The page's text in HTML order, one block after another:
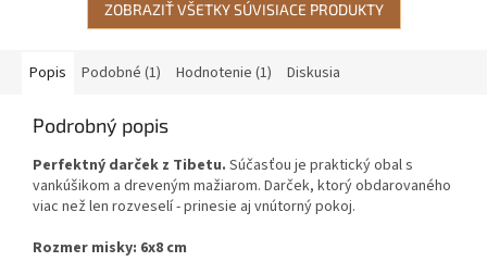
ZOBRAZIŤ VŠETKY SÚVISIACE PRODUKTY
Popis Podobné (1) Hodnotenie (1) Diskusia
Podrobný popis
Perfektný darček z Tibetu. Súčasťou je praktický obal s
vankúšikom a dreveným mažiarom. Darček, ktorý obdarovaného
viac než len rozveselí - prinesie aj vnútorný pokoj.
Rozmer misky: 6x8 cm